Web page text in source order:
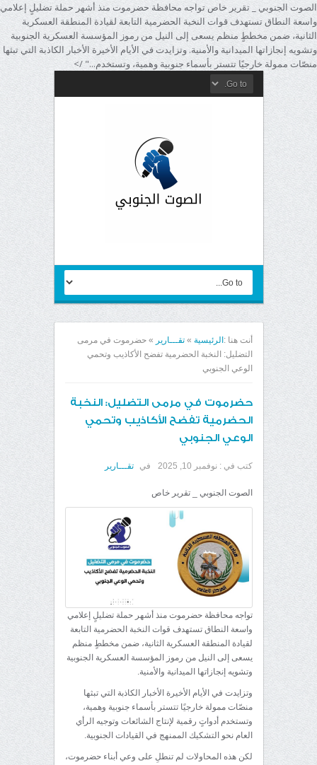
الصوت الجنوبي _ تقرير خاص تواجه محافظة حضرموت منذ أشهر حملة تضليلٍ إعلامي
واسعة النطاق تستهدف قوات النخبة الحضرمية التابعة لقيادة المنطقة العسكرية
الثانية، ضمن مخططٍ منظم يسعى إلى النيل من رموز المؤسسة العسكرية الجنوبية
وتشويه إنجازاتها الميدانية والأمنية. وتزايدت في الأيام الأخيرة الأخبار الكاذبة التي تبثها
منصّات ممولة خارجيًا تتستر بأسماء جنوبية وهمية، وتستخدم..." />
أنت هنا : الرئيسية » تقـــارير » حضرموت في مرمى
التضليل: النخبة الحضرمية تفضح الأكاذيب وتحمي
الوعي الجنوبي
حضرموت في مرمى التضليل: النخبة
الحضرمية تفضح الأكاذيب وتحمي
الوعي الجنوبي
كتب في : نوفمبر 10, 2025 في تقـــارير
الصوت الجنوبي _ تقرير خاص
تواجه محافظة حضرموت منذ أشهر حملة تضليلٍ إعلامي
واسعة النطاق تستهدف قوات النخبة الحضرمية التابعة
لقيادة المنطقة العسكرية الثانية، ضمن مخططٍ منظم
يسعى إلى النيل من رموز المؤسسة العسكرية الجنوبية
وتشويه إنجازاتها الميدانية والأمنية.
وتزايدت في الأيام الأخيرة الأخبار الكاذبة التي تبثها
منصّات ممولة خارجيًا تتستر بأسماء جنوبية وهمية،
وتستخدم أدواتٍ رقمية لإنتاج الشائعات وتوجيه الرأي
العام نحو التشكيك الممنهج في القيادات الجنوبية.
لكن هذه المحاولات لم تنطلِ على وعي أبناء حضرموت،